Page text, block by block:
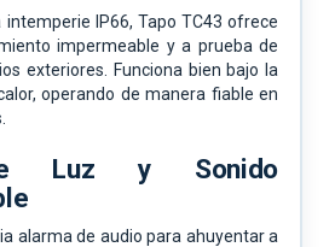
intemperie IP66, Tapo TC43 ofrece
impermeable y a prueba de
exteriores. Funciona bien bajo la
operando de manera fiable en
Luz y Sonido
alarma de audio para ahuyentar a